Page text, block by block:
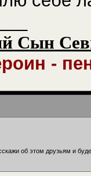
Сын
-
об этом друзьям и